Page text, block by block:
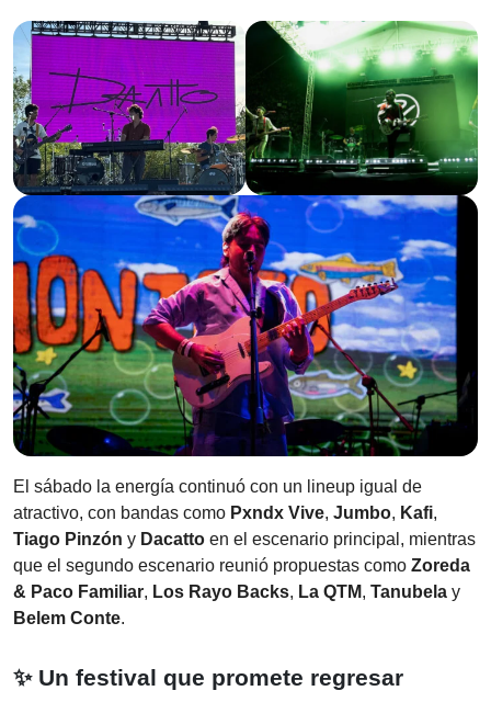
El sábado la energía continuó con un lineup igual de
atractivo, con bandas como Pxndx Vive, Jumbo, Kafi,
Tiago Pinzón y Dacatto en el escenario principal, mientras
que el segundo escenario reunió propuestas como Zoreda
& Paco Familiar, Los Rayo Backs, La QTM, Tanubela y
Belem Conte.
✨ Un festival que promete regresar